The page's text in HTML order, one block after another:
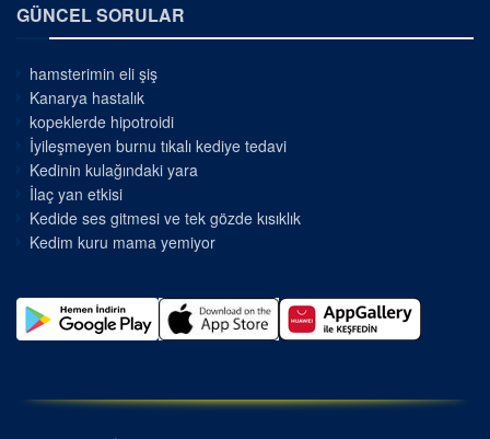
GÜNCEL SORULAR
hamsterimin eli şiş
Kanarya hastalık
kopeklerde hipotroidi
İyileşmeyen burnu tıkalı kediye tedavi
Kedinin kulağındaki yara
İlaç yan etkisi
Kedide ses gitmesi ve tek gözde kısıklık
Kedim kuru mama yemiyor